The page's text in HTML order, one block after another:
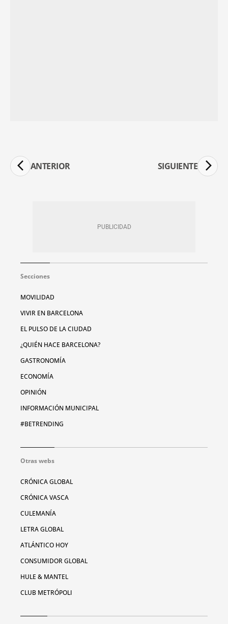
ANTERIOR SIGUIENTE
Secciones
MOVILIDAD
VIVIR EN BARCELONA
EL PULSO DE LA CIUDAD
¿QUIÉN HACE BARCELONA?
GASTRONOMÍA
ECONOMÍA
OPINIÓN
INFORMACIÓN MUNICIPAL
#BETRENDING
Otras webs
CRÓNICA GLOBAL
CRÓNICA VASCA
CULEMANÍA
LETRA GLOBAL
ATLÁNTICO HOY
CONSUMIDOR GLOBAL
HULE & MANTEL
CLUB METRÓPOLI